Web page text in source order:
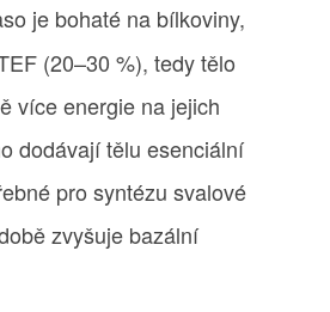
je bohaté na bílkoviny,
(20–30 %), tedy tělo
více energie na jejich
dodávají tělu esenciální
pro syntézu svalové
zvyšuje bazální